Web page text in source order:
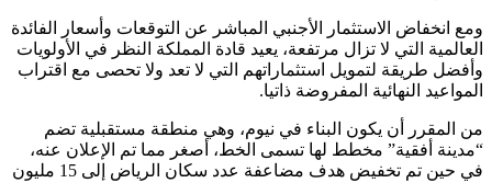
ومع انخفاض الاستثمار الأجنبي المباشر عن التوقعات وأسعار الفائدة
العالمية التي لا تزال مرتفعة، يعيد قادة المملكة النظر في الأولويات
وأفضل طريقة لتمويل استثماراتهم التي لا تعد ولا تحصى مع اقتراب
المواعيد النهائية المفروضة ذاتيا.
من المقرر أن يكون البناء في نيوم، وهي منطقة مستقبلية تضم
“مدينة أفقية” مخطط لها تسمى الخط، أصغر مما تم الإعلان عنه،
في حين تم تخفيض هدف مضاعفة عدد سكان الرياض إلى 15 مليون